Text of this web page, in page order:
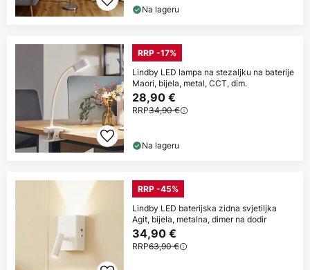
Na lageru
RRP -17%
Lindby LED lampa na stezaljku na baterije
Maori, bijela, metal, CCT, dim.
28,90 €
RRP34,90 €
Na lageru
RRP -45%
Lindby LED baterijska zidna svjetiljka
Agit, bijela, metalna, dimer na dodir
34,90 €
RRP63,90 €